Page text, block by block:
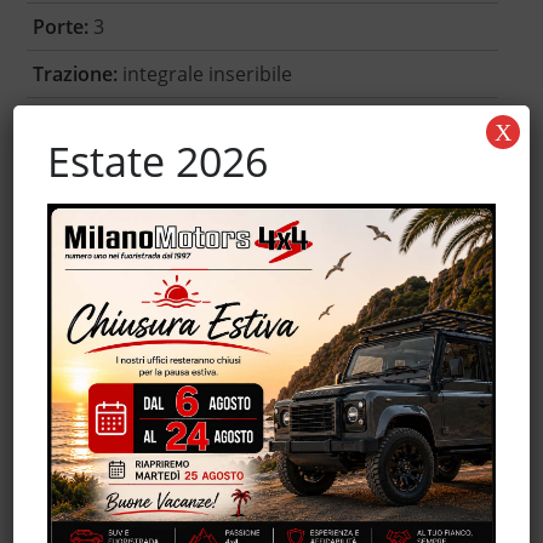
Porte: 3
Trazione: integrale inseribile
Accessori
Autoradio
Controllo automatico clima
MP3
Servosterzo
Trazione integrale
Volante in pelle
Estate 2026
X